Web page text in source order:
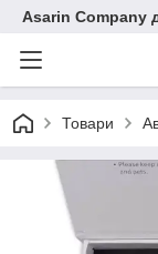
Asarin Company
Товари